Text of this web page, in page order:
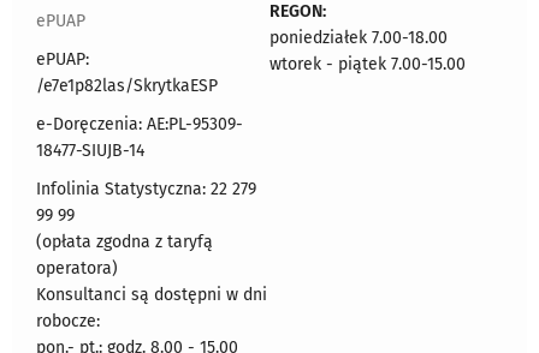
ePUAP
ePUAP:
/e7e1p82las/SkrytkaESP
e-Doręczenia: AE:PL-95309-
18477-SIUJB-14
Infolinia Statystyczna: 22 279
99 99
(opłata zgodna z taryfą
operatora)
Konsultanci są dostępni w dni
robocze:
pon.- pt.: godz. 8.00 - 15.00
REGON:
poniedziałek 7.00-18.00
wtorek - piątek 7.00-15.00